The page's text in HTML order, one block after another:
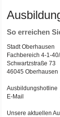
So erreichen
Stadt Oberhausen
Fachbereich 4-1-
Schwartzstraße 73
46045 Oberhausen
E-Mail
Unsere aktuellen